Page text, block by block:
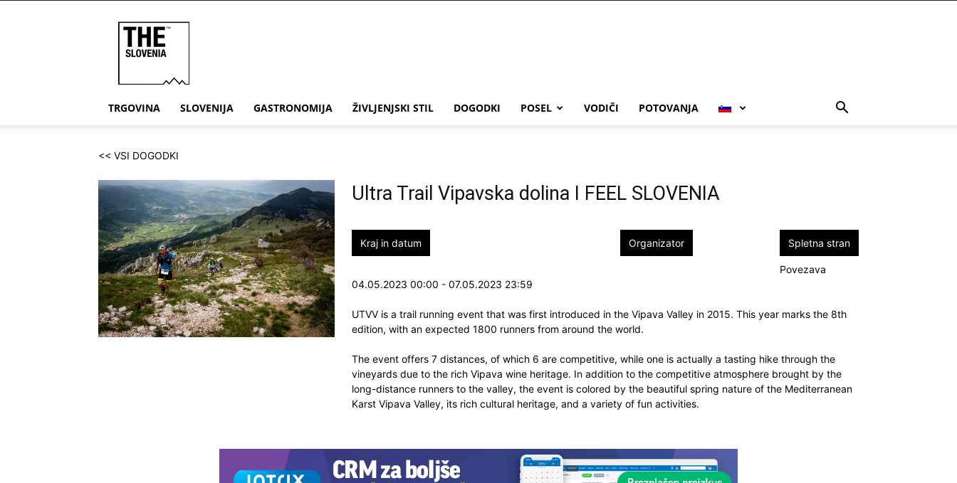
TRGOVINA SLOVENIJA GASTRONOMIJA ŽIVLJENJSKI STIL DOGODKI POSEL VODIČI POTOVANJA
<< VSI DOGODKI
Ultra Trail Vipavska dolina I FEEL SLOVENIA
Kraj in datum
04.05.2023 00:00 - 07.05.2023 23:59
Organizator Spletna stran
Povezava
UTVV is a trail running event that was first introduced in the Vipava Valley in 2015. This year marks the 8th
edition, with an expected 1800 runners from around the world.
The event offers 7 distances, of which 6 are competitive, while one is actually a tasting hike through the
vineyards due to the rich Vipava wine heritage. In addition to the competitive atmosphere brought by the
long-distance runners to the valley, the event is colored by the beautiful spring nature of the Mediterranean
Karst Vipava Valley, its rich cultural heritage, and a variety of fun activities.